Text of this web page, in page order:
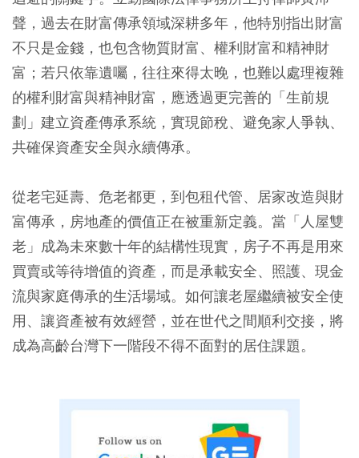
聲，過去在財富傳承領域深耕多年，他特別指出財富
不只是金錢，也包含物質財富、權利財富和精神財
富；若只依靠遺囑，往往來得太晚，也難以處理複雜
的權利財富與精神財富，應透過更完善的「生前規
劃」建立資產傳承系統，實現節稅、避免家人爭執、
共確保資產安全與永續傳承。
從老宅延壽、危老都更，到包租代管、居家改造與財
富傳承，房地產的價值正在被重新定義。當「人屋雙
老」成為未來數十年的結構性現實，房子不再是用來
買賣或等待增值的資產，而是承載安全、照護、現金
流與家庭傳承的生活場域。如何讓老屋繼續被安全使
用、讓資產被有效經營，並在世代之間順利交接，將
成為高齡台灣下一階段不得不面對的居住課題。